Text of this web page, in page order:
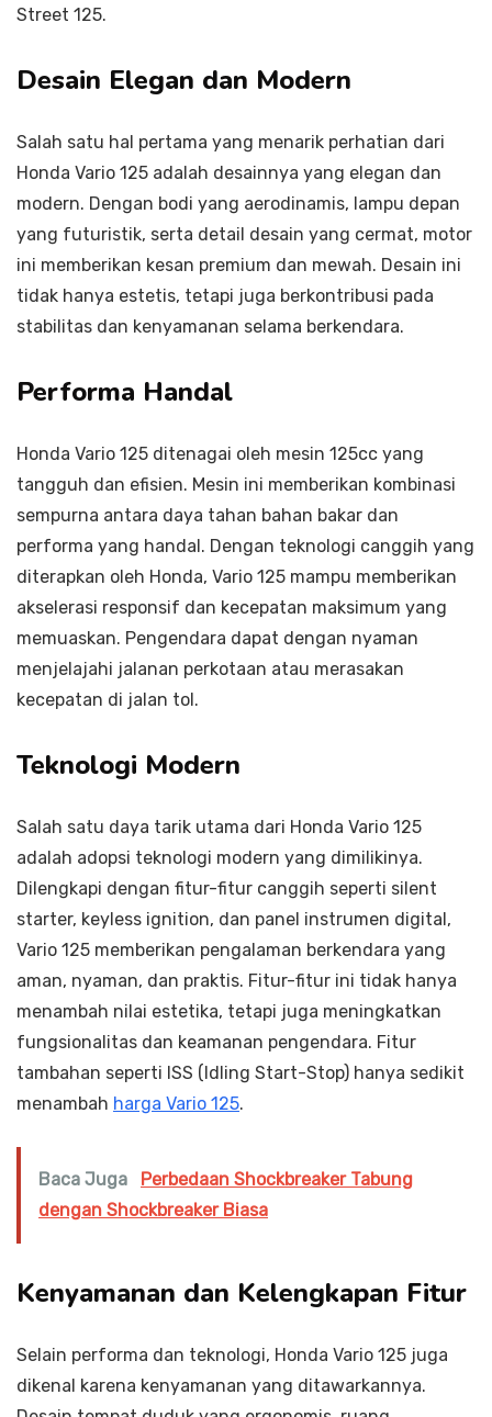
Street 125.
Desain Elegan dan Modern
Salah satu hal pertama yang menarik perhatian dari
Honda Vario 125 adalah desainnya yang elegan dan
modern. Dengan bodi yang aerodinamis, lampu depan
yang futuristik, serta detail desain yang cermat, motor
ini memberikan kesan premium dan mewah. Desain ini
tidak hanya estetis, tetapi juga berkontribusi pada
stabilitas dan kenyamanan selama berkendara.
Performa Handal
Honda Vario 125 ditenagai oleh mesin 125cc yang
tangguh dan efisien. Mesin ini memberikan kombinasi
sempurna antara daya tahan bahan bakar dan
performa yang handal. Dengan teknologi canggih yang
diterapkan oleh Honda, Vario 125 mampu memberikan
akselerasi responsif dan kecepatan maksimum yang
memuaskan. Pengendara dapat dengan nyaman
menjelajahi jalanan perkotaan atau merasakan
kecepatan di jalan tol.
Teknologi Modern
Salah satu daya tarik utama dari Honda Vario 125
adalah adopsi teknologi modern yang dimilikinya.
Dilengkapi dengan fitur-fitur canggih seperti silent
starter, keyless ignition, dan panel instrumen digital,
Vario 125 memberikan pengalaman berkendara yang
aman, nyaman, dan praktis. Fitur-fitur ini tidak hanya
menambah nilai estetika, tetapi juga meningkatkan
fungsionalitas dan keamanan pengendara. Fitur
tambahan seperti ISS (Idling Start-Stop) hanya sedikit
menambah harga Vario 125.
Baca Juga
Perbedaan Shockbreaker Tabung
dengan Shockbreaker Biasa
Kenyamanan dan Kelengkapan Fitur
Selain performa dan teknologi, Honda Vario 125 juga
dikenal karena kenyamanan yang ditawarkannya.